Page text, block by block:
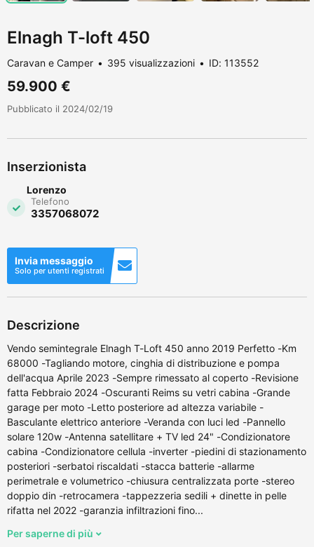
Elnagh T-loft 450
Caravan e Camper 395 visualizzazioni ID: 113552
59.900 €
Pubblicato il 2024/02/19
Inserzionista
Lorenzo
Telefono
3357068072
Invia messaggio
Solo per utenti registrati
Descrizione
Vendo semintegrale Elnagh T-Loft 450 anno 2019 Perfetto -Km
68000 -Tagliando motore, cinghia di distribuzione e pompa
dell'acqua Aprile 2023 -Sempre rimessato al coperto -Revisione
fatta Febbraio 2024 -Oscuranti Reims su vetri cabina -Grande
garage per moto -Letto posteriore ad altezza variabile -
Basculante elettrico anteriore -Veranda con luci led -Pannello
solare 120w -Antenna satellitare + TV led 24" -Condizionatore
cabina -Condizionatore cellula -inverter -piedini di stazionamento
posteriori -serbatoi riscaldati -stacca batterie -allarme
perimetrale e volumetrico -chiusura centralizzata porte -stereo
doppio din -retrocamera -tappezzeria sedili + dinette in pelle
rifatta nel 2022 -garanzia infiltrazioni fino...
Per saperne di più